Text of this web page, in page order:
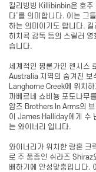
킬리빙빙 Killibinbin은 호주
다’를 의미합니다. 이는 그
하는 의미이기도 합니다.
히치콕 감독 등의 스릴러
습니다.
세계적인 평론가인 젠시스
Australia 지역의 숨겨진 보
Langhorne Creek에 위치
까베르네 쇼비뇽 포도나무
암즈 Brothers In Arms의
이 James Halliday에게
는 와이너리 입니다.
와이너리가 위치한 랑혼
로 주 품종인 쉬라즈
배하기에 안성맞춤입니다.